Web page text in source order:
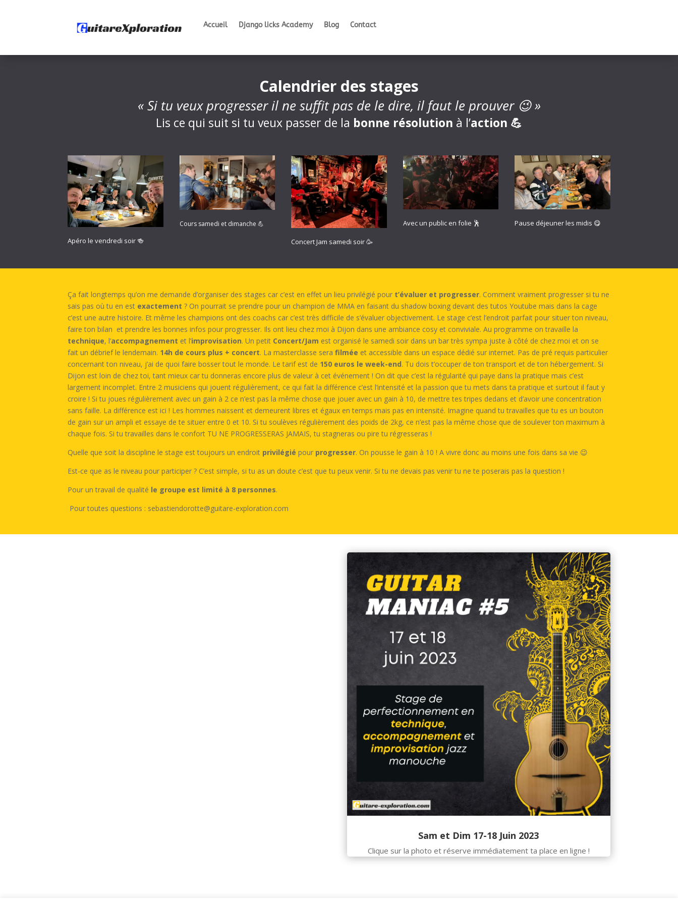
Accueil Django licks Academy Blog Contact
Calendrier des stages
« Si tu veux progresser il ne suffit pas de le dire, il faut le prouver 😉 »
Lis ce qui suit si tu veux passer de la bonne résolution à l’action 💪
Apéro le vendredi soir 🍻
Cours samedi et dimanche 💪
Concert Jam samedi soir 🥳
Avec un public en folie 🕺 Pause déjeuner les midis 😋
Ça fait longtemps qu’on me demande d’organiser des stages car c’est en effet un lieu privilégié pour t’évaluer et progresser. Comment vraiment progresser si tu ne
sais pas où tu en est exactement ? On pourrait se prendre pour un champion de MMA en faisant du shadow boxing devant des tutos Youtube mais dans la cage
c’est une autre histoire. Et même les champions ont des coachs car c’est très difficile de s’évaluer objectivement. Le stage c’est l’endroit parfait pour situer ton niveau,
faire ton bilan et prendre les bonnes infos pour progresser. Ils ont lieu chez moi à Dijon dans une ambiance cosy et conviviale. Au programme on travaille la
technique, l’accompagnement et l’improvisation. Un petit Concert/Jam est organisé le samedi soir dans un bar très sympa juste à côté de chez moi et on se
fait un débrief le lendemain. 14h de cours plus + concert. La masterclasse serafilmée et accessible dans un espace dédié sur internet. Pas de pré requis particulier
concernant ton niveau, j’ai de quoi faire bosser tout le monde. Le tarif est de 150 euros le week-end. Tu dois t’occuper de ton transport et de ton hébergement. Si
Dijon est loin de chez toi, tant mieux car tu donneras encore plus de valeur à cet événement ! On dit que c’est la régularité qui paye dans la pratique mais c’est
largement incomplet. Entre 2 musiciens qui jouent régulièrement, ce qui fait la différence c’est l’intensité et la passion que tu mets dans ta pratique et surtout il faut y
croire ! Si tu joues régulièrement avec un gain à 2 ce n’est pas la même chose que jouer avec un gain à 10, de mettre tes tripes dedans et d’avoir une concentration
sans faille. La différence est ici ! Les hommes naissent et demeurent libres et égaux en temps mais pas en intensité. Imagine quand tu travailles que tu es un bouton
de gain sur un ampli et essaye de te situer entre 0 et 10. Si tu soulèves régulièrement des poids de 2kg, ce n’est pas la même chose que de soulever ton maximum à
chaque fois. Si tu travailles dans le confort TU NE PROGRESSERAS JAMAIS, tu stagneras ou pire tu régresseras !
Quelle que soit la discipline le stage est toujours un endroit privilégié pour progresser. On pousse le gain à 10 ! A vivre donc au moins une fois dans sa vie 😉
Est-ce que as le niveau pour participer ? C’est simple, si tu as un doute c’est que tu peux venir. Si tu ne devais pas venir tu ne te poserais pas la question !
Pour un travail de qualité le groupe est limité à 8 personnes.
Pour toutes questions : sebastiendorotte@guitare-exploration.com
Sam et Dim 17-18 Juin 2023
Clique sur la photo et réserve immédiatement ta place en ligne !